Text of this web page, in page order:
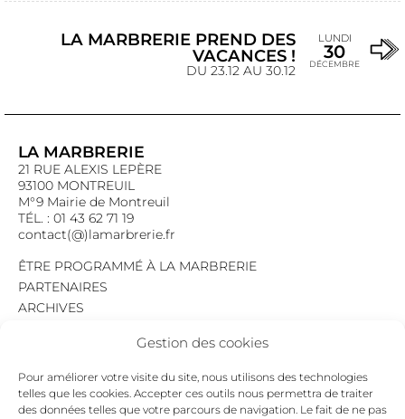
Gestion des cookies
Pour améliorer votre visite du site, nous utilisons des technologies
telles que les cookies. Accepter ces outils nous permettra de traiter
des données telles que votre parcours de navigation. Le fait de ne pas
LA MARBRERIE PREND DES
VACANCES !
DU 23.12 AU 30.12
LUNDI
30
DÉCEMBRE
LA MARBRERIE
21 RUE ALEXIS LEPÈRE
93100 MONTREUIL
M°9 Mairie de Montreuil
TÉL. : 01 43 62 71 19
contact(@)lamarbrerie.fr
ÊTRE PROGRAMMÉ À LA MARBRERIE
PARTENAIRES
ARCHIVES
MENTIONS LÉGALES
POLITIQUE DE CONFIDENTIALITÉ
COOKIES